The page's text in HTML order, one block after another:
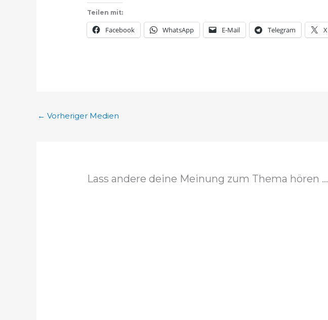
Teilen mit:
Facebook WhatsApp E-Mail Telegram X
← Vorheriger Medien
Lass andere deine Meinung zum Thema hören ...